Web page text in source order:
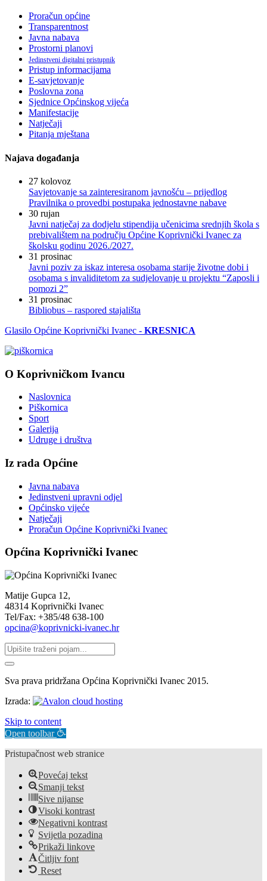
Proračun općine
Transparentnost
Javna nabava
Prostorni planovi
Jedinstveni digitalni pristupnik
Pristup informacijama
E-savjetovanje
Poslovna zona
Sjednice Općinskog vijeća
Manifestacije
Natječaji
Pitanja mještana
Najava događanja
27 kolovoz
Savjetovanje sa zainteresiranom javnošću – prijedlog
Pravilnika o provedbi postupaka jednostavne nabave
30 rujan
Javni natječaj za dodjelu stipendija učenicima srednjih škola s
prebivalištem na području Općine Koprivnički Ivanec za
školsku godinu 2026./2027.
31 prosinac
Javni poziv za iskaz interesa osobama starije životne dobi i
osobama s invaliditetom za sudjelovanje u projektu “Zaposli i
pomozi 2”
31 prosinac
Bibliobus – raspored stajališta
Glasilo Općine Koprivnički Ivanec - KRESNICA
O Koprivničkom Ivancu
Naslovnica
Piškornica
Sport
Galerija
Udruge i društva
Iz rada Općine
Javna nabava
Jedinstveni upravni odjel
Općinsko vijeće
Natječaji
Proračun Općine Koprivnički Ivanec
Općina Koprivnički Ivanec
Matije Gupca 12,
48314 Koprivnički Ivanec
Tel/Fax: +385/48 638-100
opcina@koprivnicki-ivanec.hr
Sva prava pridržana Općina Koprivnički Ivanec 2015.
Izrada:
Skip to content
Open toolbar
Pristupačnost web stranice
Povećaj tekst
Smanji tekst
Sive nijanse
Visoki kontrast
Negativni kontrast
Svijetla pozadina
Prikaži linkove
Čitljiv font
Reset